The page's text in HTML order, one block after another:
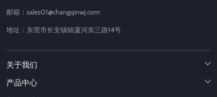
关于我们 
产品中心 
邮箱：sales01@changqinwj.com
地址：东莞市长安镇锦厦河东三路14号